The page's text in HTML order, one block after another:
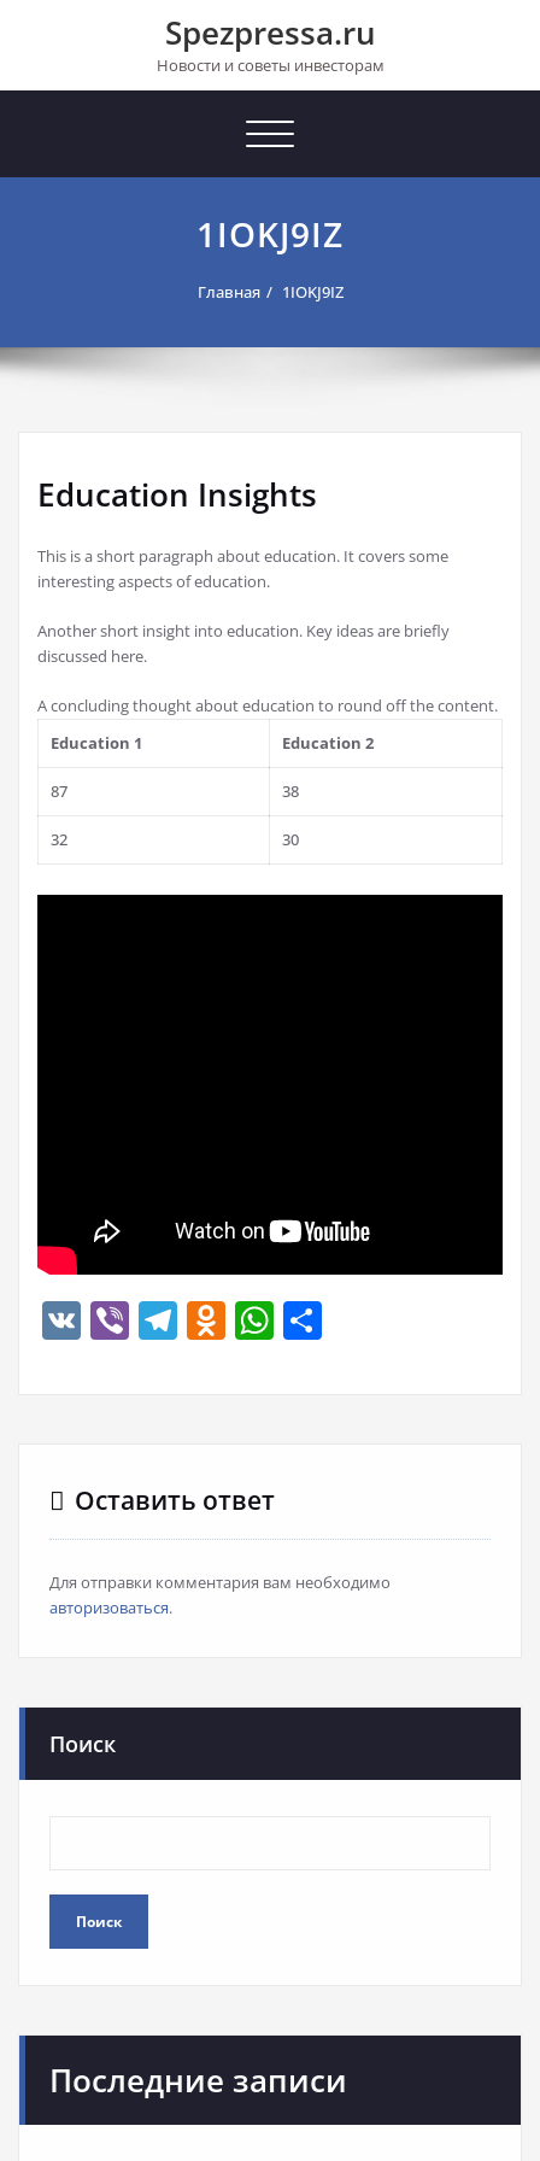
Spezpressa.ru
Новости и советы инвесторам
Toggle
1IOKJ9IZ
Главная 1IOKJ9IZ
Education Insights
This is a short paragraph about education. It covers some
interesting aspects of education.
Another short insight into education. Key ideas are briefly
discussed here.
A concluding thought about education to round off the content.
Education 1
Education 2
87 38
32 30
VK ViberTelegram
Odnoklassniki
WhatsApp
Оставить ответ
Для отправки комментария вам необходимо
авторизоваться.
Поиск
Поиск
Последние записи